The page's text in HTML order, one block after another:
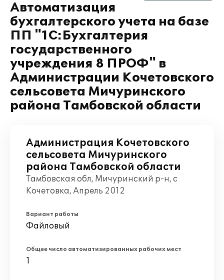
Автоматизация
бухгалтерского учета на базе
ПП "1С:Бухгалтерия
государственного
учреждения 8 ПРОФ" в
Администрации Кочетовского
сельсовета Мичуринского
района Тамбовской области
Администрация Кочетовского
сельсовета Мичуринского
района Тамбовской области
Тамбовская обл, Мичуринский р-н, с
Кочетовка, Апрель 2012
Вариант работы
Файловый
Общее число автоматизированных рабочих мест
1